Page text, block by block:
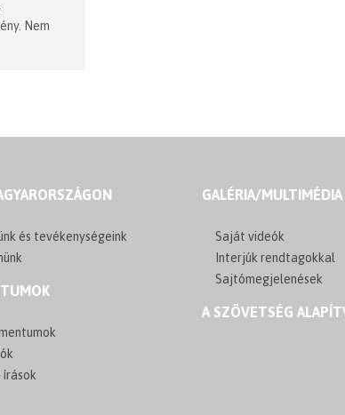
Nem
és tevékenységeink
írások
GALÉRIA/MULTIMÉDIA
Saját videók
Interjúk rendtagokkal
Sajtómegjelenések
A SZÖVETSÉG